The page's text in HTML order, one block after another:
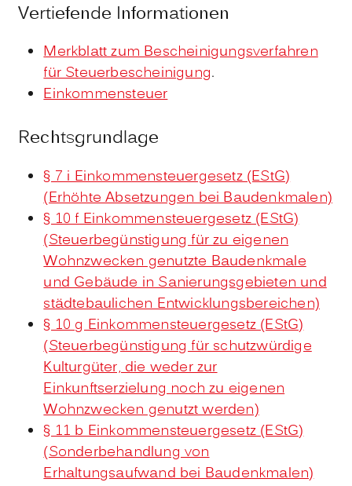
Vertiefende Informationen
Merkblatt zum Bescheinigungsverfahren
für Steuerbescheinigung.
Einkommensteuer
Rechtsgrundlage
§ 7 i Einkommensteuergesetz (EStG)
(Erhöhte Absetzungen bei Baudenkmalen)
§ 10 f Einkommensteuergesetz (EStG)
(Steuerbegünstigung für zu eigenen
Wohnzwecken genutzte Baudenkmale
und Gebäude in Sanierungsgebieten und
städtebaulichen Entwicklungsbereichen)
§ 10 g Einkommensteuergesetz (EStG)
(Steuerbegünstigung für schutzwürdige
Kulturgüter, die weder zur
Einkunftserzielung noch zu eigenen
Wohnzwecken genutzt werden)
§ 11 b Einkommensteuergesetz (EStG)
(Sonderbehandlung von
Erhaltungsaufwand bei Baudenkmalen)